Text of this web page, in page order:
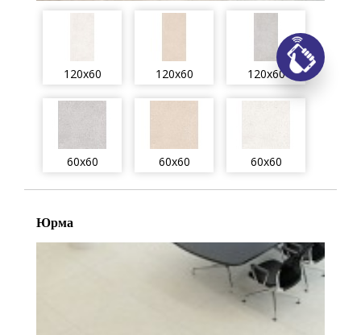
120x60 120x60 120x60
60x60 60x60 60x60
Юрма